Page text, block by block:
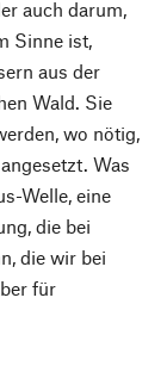
auch darum,
Sinne ist,
aus der
Wald. Sie
wo nötig,
Was
Welle, eine
die bei
die wir bei
für